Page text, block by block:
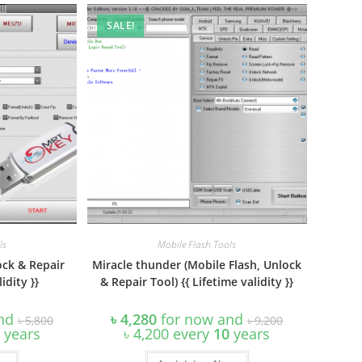
& Repair
}}
৳5,800Original
price
years
SALE!
Mobile Flash Tools
Miracle thunder (Mobile Flash, Unlock
& Repair Tool) {{ Lifetime validity }}
৳4,280 for now and৳9,200
৳4,200Current
price
is:
every 10 years